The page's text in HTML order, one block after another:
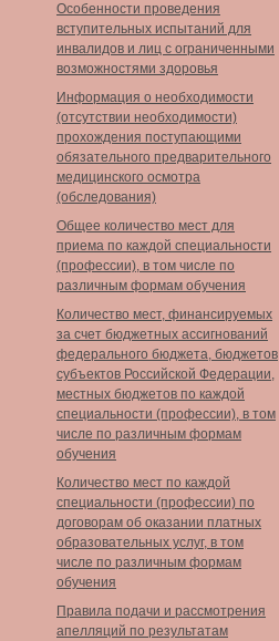
Особенности проведения
вступительных испытаний для
инвалидов и лиц с ограниченными
возможностями здоровья
Информация о необходимости
(отсутствии необходимости)
прохождения поступающими
обязательного предварительного
медицинского осмотра
(обследования)
Общее количество мест для
приема по каждой специальности
(профессии), в том числе по
различным формам обучения
Количество мест, финансируемых
за счет бюджетных ассигнований
федерального бюджета, бюджетов
субъектов Российской Федерации,
местных бюджетов по каждой
специальности (профессии), в том
числе по различным формам
обучения
Количество мест по каждой
специальности (профессии) по
договорам об оказании платных
образовательных услуг, в том
числе по различным формам
обучения
Правила подачи и рассмотрения
апелляций по результатам